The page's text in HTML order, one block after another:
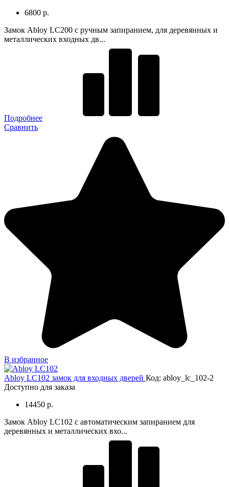
6800 р.
Замок Abloy LC200 с ручным запиранием, для деревянных и
металлических входных дв...
Подробнее
Сравнить
В избранное
Abloy LC102 замок для входных дверей Код: abloy_lc_102-2
Доступно для заказа
14450 р.
Замок Abloy LC102 с автоматическим запиранием для
деревянных и металлических вхо...